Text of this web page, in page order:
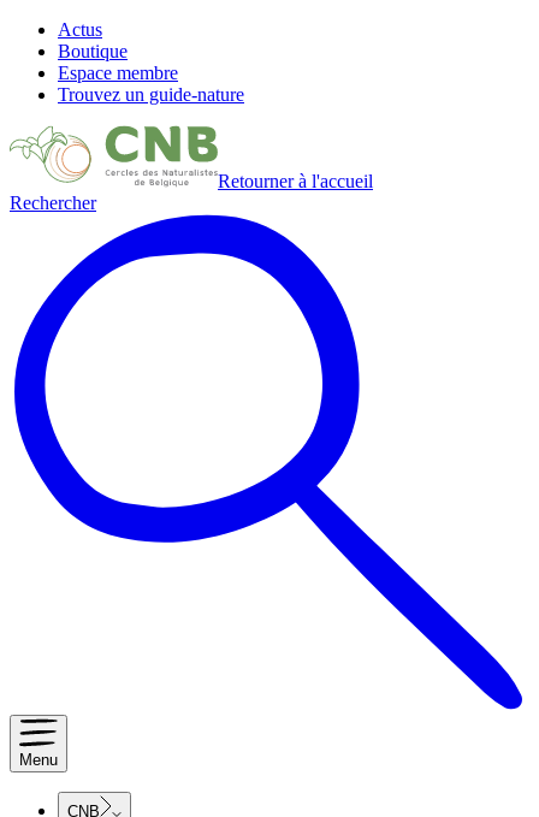
Actus
Boutique
Espace membre
Trouvez un guide-nature
Retourner à l'accueil
Rechercher
Menu
CNB